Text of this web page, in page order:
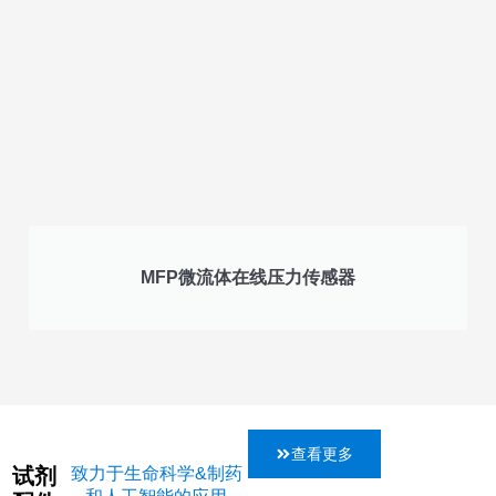
MFP微流体在线压力传感器
试剂
致力于生命科学&制药
查看更多